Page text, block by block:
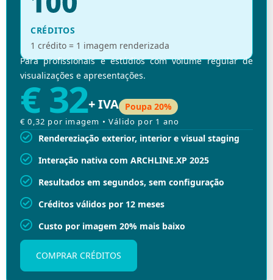
CRÉDITOS
1 crédito = 1 imagem renderizada
Para profissionais e estúdios com volume regular de
visualizações e apresentações.
€ 32+ IVA Poupa 20%
€ 0,32 por imagem • Válido por 1 ano
Rendereziação exterior, interior e visual staging
Interação nativa com ARCHLINE.XP 2025
Resultados em segundos, sem configuração
Créditos válidos por 12 meses
Custo por imagem 20% mais baixo
COMPRAR CRÉDITOS